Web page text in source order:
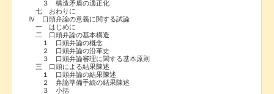
３ 構造矛盾の適正化
七 おわりに
Ⅳ 口頭弁論の意義に関する試論
一 はじめに
二 口頭弁論の基本構造
１ 口頭弁論の概念
２ 口頭弁論の沿革史
３ 口頭弁論審理に関する基本原則
三 口頭による結果陳述
１ 口頭弁論の結果陳述
２ 弁論準備手続の結果陳述
３ 小括